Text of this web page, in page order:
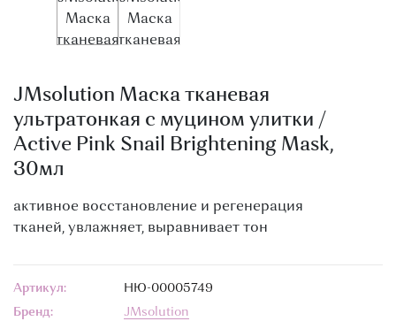
JMsolution Маска тканевая
ультратонкая с муцином улитки /
Active Pink Snail Brightening Mask,
30мл
активное восстановление и регенерация
тканей, увлажняет, выравнивает тон
Артикул:
НЮ-00005749
Бренд:
JMsolution